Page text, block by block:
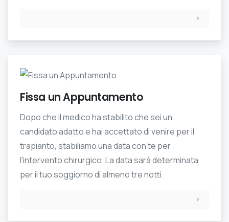
Fissa un Appuntamento
Dopo che il medico ha stabilito che sei un
candidato adatto e hai accettato di venire per il
trapianto, stabiliamo una data con te per
l'intervento chirurgico. La data sarà determinata
per il tuo soggiorno di almeno tre notti.